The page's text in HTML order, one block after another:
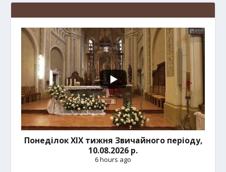
Понеділок ХІХ тижня Звичайного періоду,
10.08.2026 р.
6 hours ago